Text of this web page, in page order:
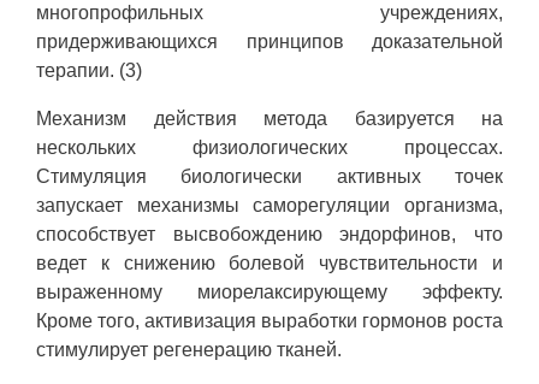
многопрофильных учреждениях,
придерживающихся принципов доказательной
терапии. (3)
Механизм действия метода базируется на
нескольких физиологических процессах.
Стимуляция биологически активных точек
запускает механизмы саморегуляции организма,
способствует высвобождению эндорфинов, что
ведет к снижению болевой чувствительности и
выраженному миорелаксирующему эффекту.
Кроме того, активизация выработки гормонов роста
стимулирует регенерацию тканей.